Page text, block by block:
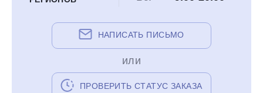
НАПИСАТЬ ПИСЬМО
или
ПРОВЕРИТЬ СТАТУС ЗАКАЗА